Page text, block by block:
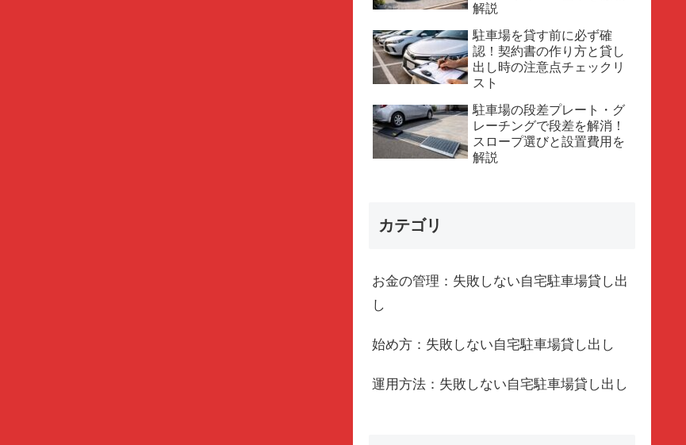
解説
駐車場を貸す前に必ず確
認！契約書の作り方と貸し
出し時の注意点チェックリ
スト
駐車場の段差プレート・グ
レーチングで段差を解消！
スロープ選びと設置費用を
解説
カテゴリ
お金の管理：失敗しない自宅駐車場貸し出
し
始め方：失敗しない自宅駐車場貸し出し
運用方法：失敗しない自宅駐車場貸し出し